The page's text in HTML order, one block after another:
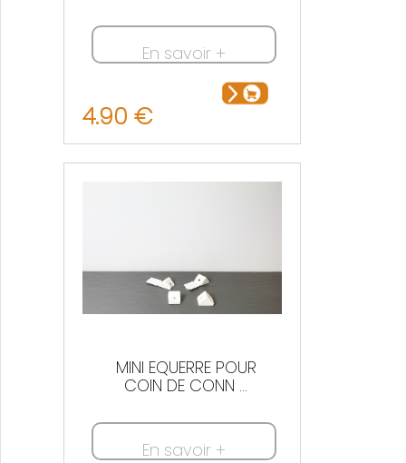
En savoir +
4.90 €
MINI EQUERRE POUR
COIN DE CONN ...
En savoir +